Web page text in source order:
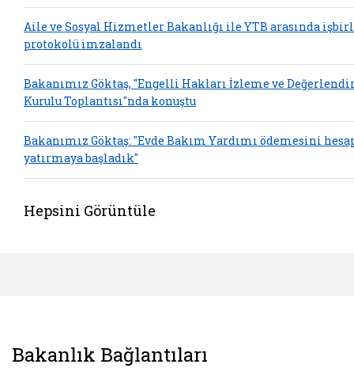
Aile ve Sosyal Hizmetler Bakanlığı ile YTB arasında
protokolü imzalandı
Bakanımız Göktaş, "Engelli Hakları İzleme ve
Kurulu Toplantısı"nda konuştu
Bakanımız Göktaş: "Evde Bakım Yardımı ödemesini
yatırmaya başladık"
Hepsini Görüntüle
Bakanlık Bağlantıları